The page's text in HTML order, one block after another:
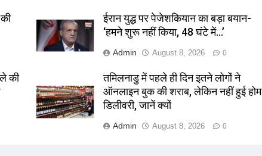
ईरान युद्ध पर पेजेशकियान का बड़ा बयान-
‘हमने शुरू नहीं किया, 48 घंटे में…’
Admin August 8, 2026 0
की
तमिलनाडु में पहले ही दिन इतने लोगों ने
ऑनलाइन बुक की शराब, लेकिन नहीं हुई होम
डिलीवरी, जानें क्यों
Admin August 8, 2026 0